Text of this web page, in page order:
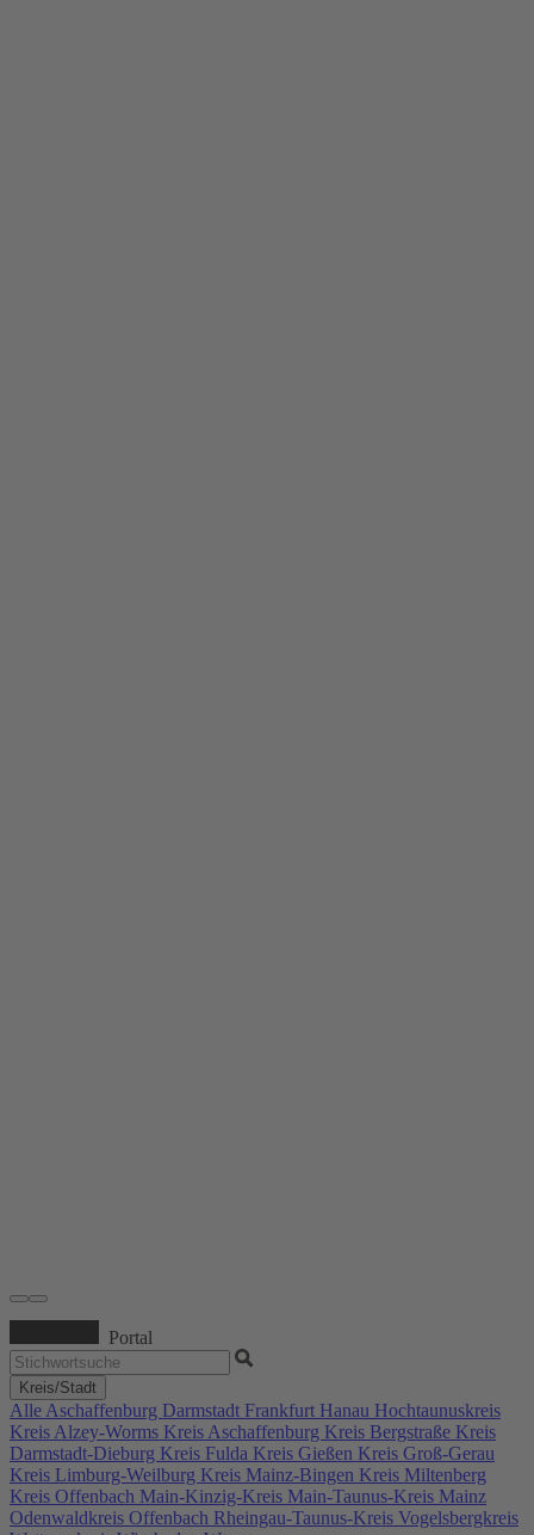
Portal
Kreis/Stadt
Alle Aschaffenburg Darmstadt Frankfurt Hanau Hochtaunuskreis
Kreis Alzey-Worms Kreis Aschaffenburg Kreis Bergstraße Kreis
Darmstadt-Dieburg Kreis Fulda Kreis Gießen Kreis Groß-Gerau
Kreis Limburg-Weilburg Kreis Mainz-Bingen Kreis Miltenberg
Kreis Offenbach Main-Kinzig-Kreis Main-Taunus-Kreis Mainz
Odenwaldkreis Offenbach Rheingau-Taunus-Kreis Vogelsbergkreis